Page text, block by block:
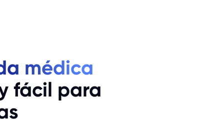
médica
fácil para